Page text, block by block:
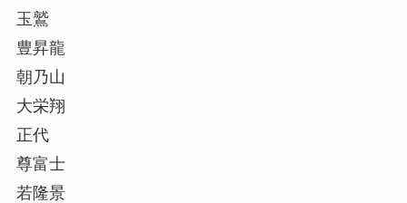
玉鷲
豊昇龍
朝乃山
大栄翔
正代
尊富士
若隆景